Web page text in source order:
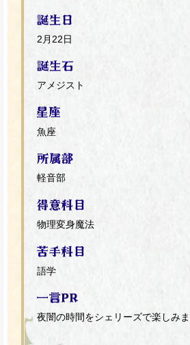
2月22日
アメジスト
魚座
軽音部
物理変身魔法
語学
夜闇の時間をシェリーズで楽しみ